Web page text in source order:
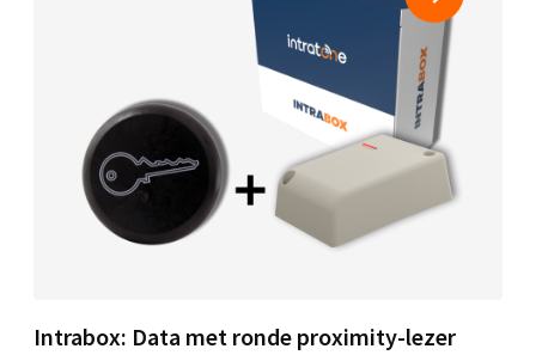
Intrabox: Data met ronde proximity-lezer